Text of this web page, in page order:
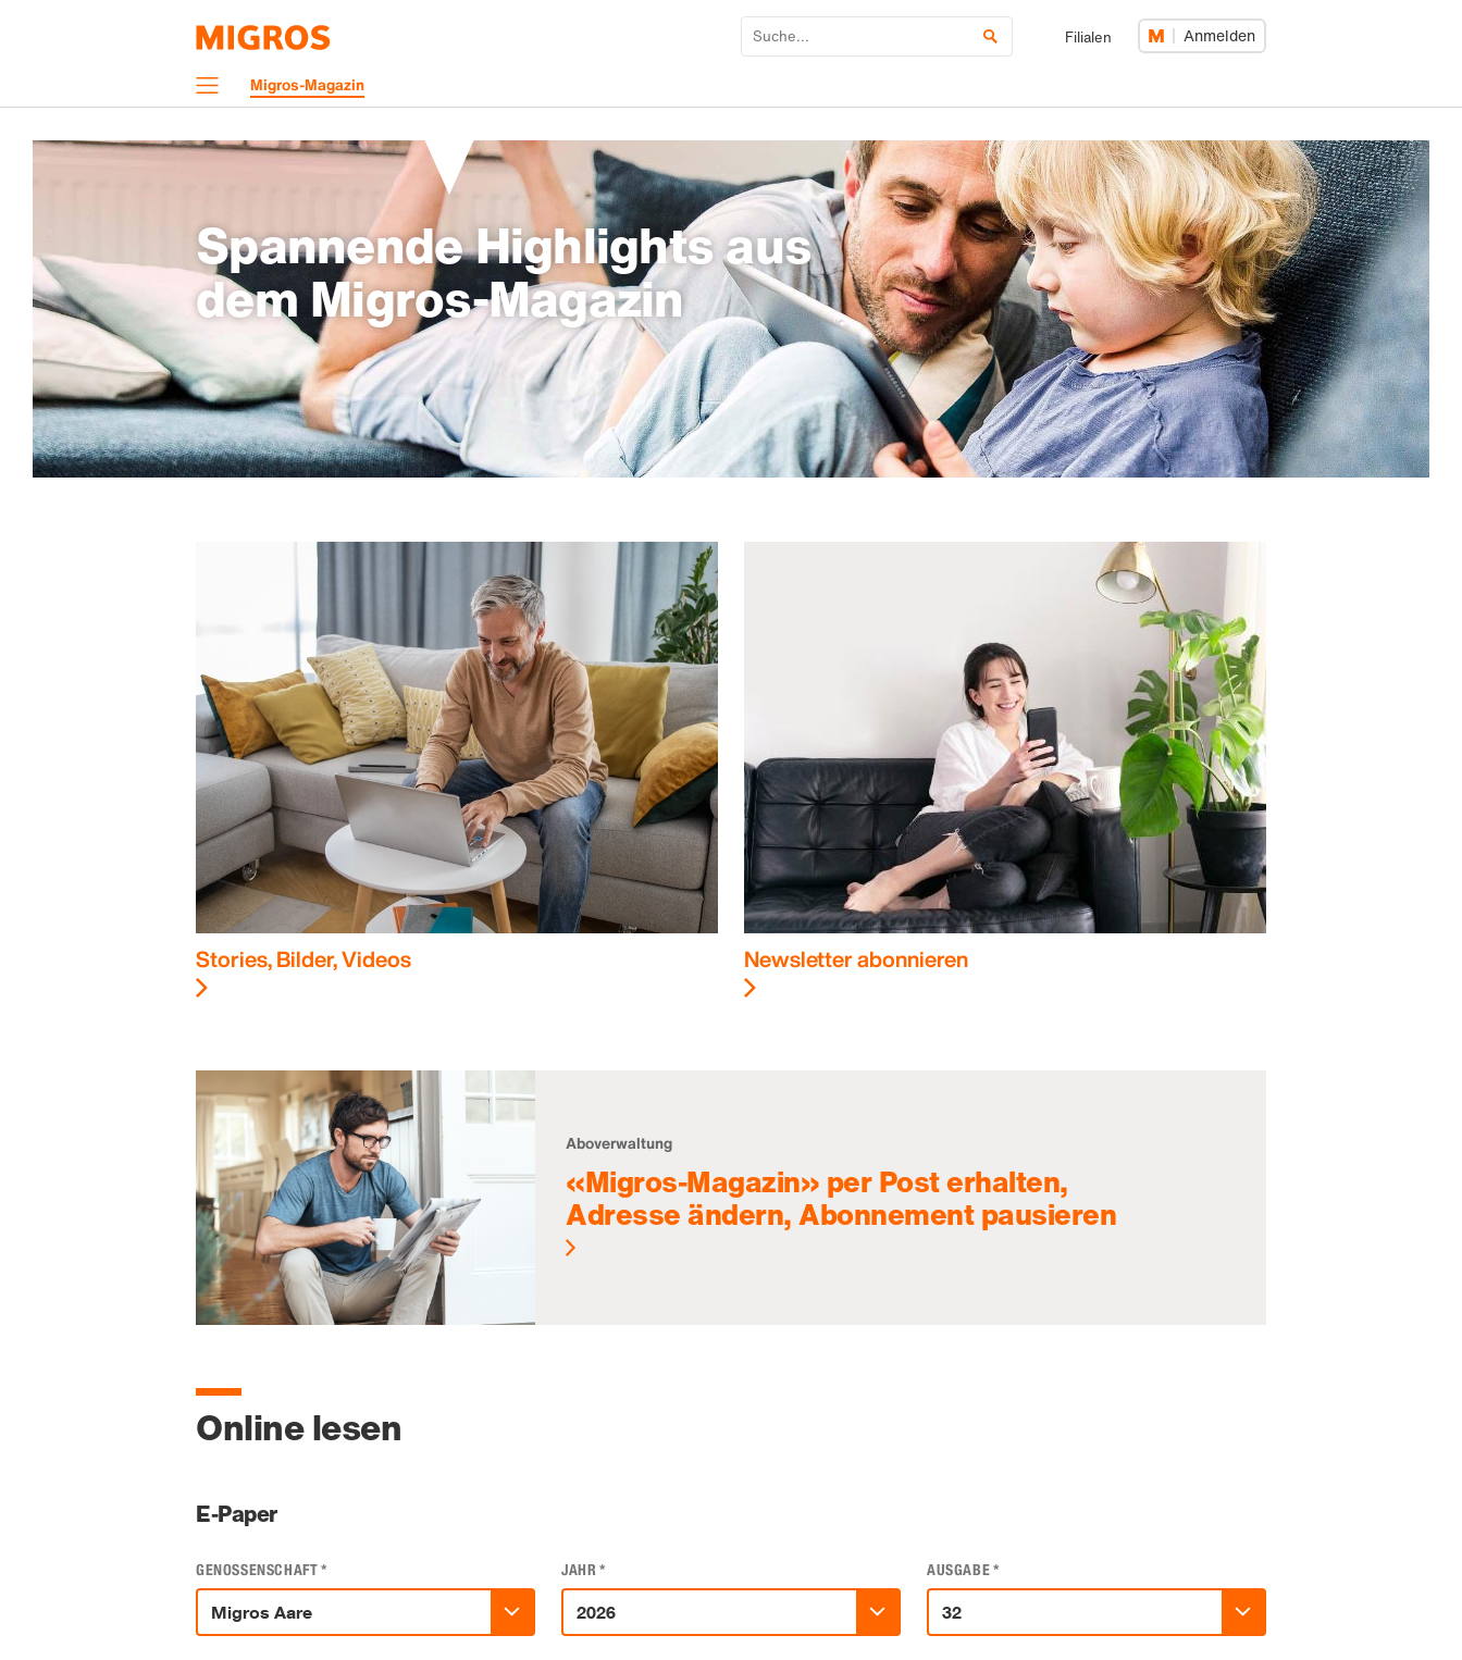
Filialen
Anmelden
MenüMigros-Magazin
Spannende Highlights aus
dem Migros-Magazin
Stories, Bilder, Videos Newsletter abonnieren
Aboverwaltung
«Migros-Magazin» per Post erhalten,
Adresse ändern, Abonnement pausieren
Online lesen
E-Paper
GENOSSENSCHAFT* JAHR* AUSGABE*